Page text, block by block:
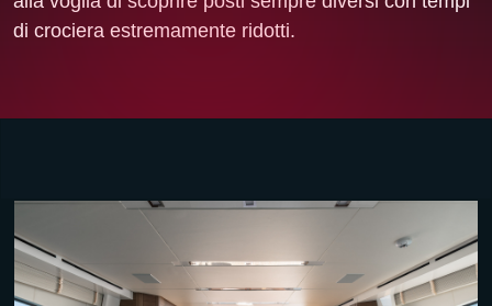
di crociera estremamente ridotti.